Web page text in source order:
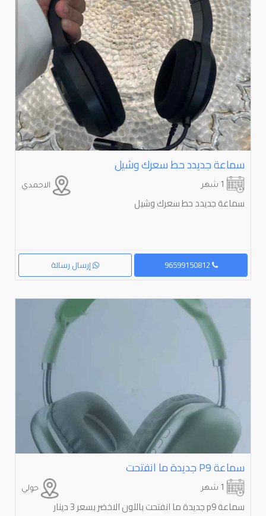
سماعة جديدد حط سعرك وشيل
الاحمدي
سماعة جديدد حط سعرك وشيل
إرسال رسالة 96599150812
سماعة ⁦⁦p9⁩⁩ جديدة ما انفتحت
حولي
سماعة p9 جديدة ما انفتحت باللون الاخضر بسعر 3 دينار